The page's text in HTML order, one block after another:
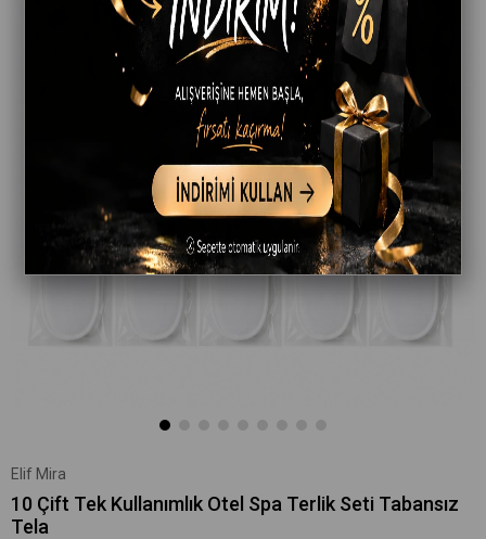
Elif Mira
10 Çift Tek Kullanımlık Otel Spa Terlik Seti Tabansız
Tela